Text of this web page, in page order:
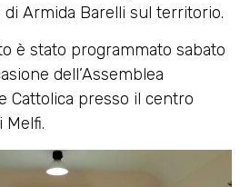
Armida Barelli sul territorio.
è stato programmato sabato
dell’Assemblea
Cattolica presso il centro
Melfi.